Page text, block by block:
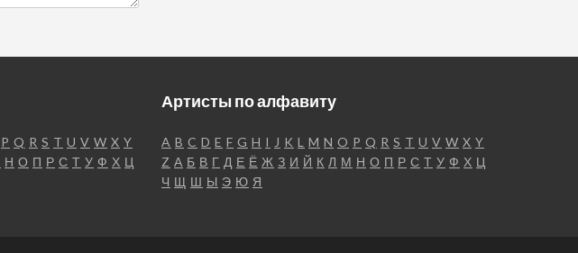
P Q R S T U V W X Y
Н О П Р С Т У Ф Х Ц
Артисты по алфавиту
A B C D E F G H I J K L M N O P Q R S T U V W X Y
Z А Б В Г Д Е Ё Ж З И Й К Л М Н О П Р С Т У Ф Х Ц
Ч Щ Ш Ы Э Ю Я